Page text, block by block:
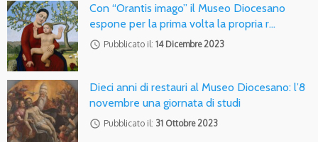
Con “Orantis imago” il Museo Diocesano
espone per la prima volta la propria r…
access_time Pubblicato il: 14 Dicembre 2023
Dieci anni di restauri al Museo Diocesano: l’8
novembre una giornata di studi
access_time Pubblicato il: 31 Ottobre 2023